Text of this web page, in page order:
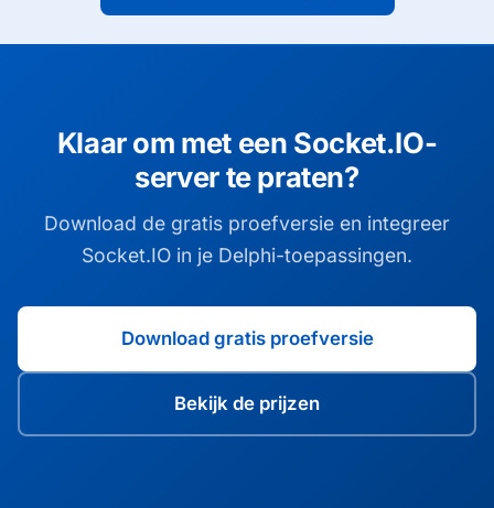
Klaar om met een Socket.IO-
server te praten?
Download de gratis proefversie en integreer
Socket.IO in je Delphi-toepassingen.
Download gratis proefversie
Bekijk de prijzen